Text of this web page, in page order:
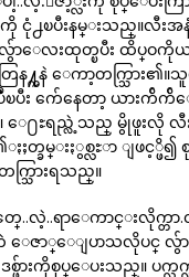
ငုံ႕ၿပီးနမ္းသည္။လီးအ
ာေလးထုတ္ၿပီး ထိပ္ဝကို
ြန႔္ကနဲ ေကာ့တက္သြား
ပဳံၿပီး က်ေနေတာ့ ယား
႐ႊရည္လဲ့သည္ မွိုဖူးလို လီး
ႈတ္ခမ္းႏွစ္လႊာ ျဖင့္ဖိ
သြားရသည္။
တ္..လဲ့..ရာေကာင္းလိုက္တာ
ေဇာ္ေျပာသလိုပင္ လွ်ာ
ားကိုစုပ္ေပးသည္။ ပက္လက္